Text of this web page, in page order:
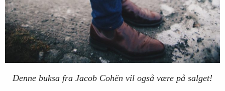
Denne buksa fra Jacob Cohën vil også være på salget!